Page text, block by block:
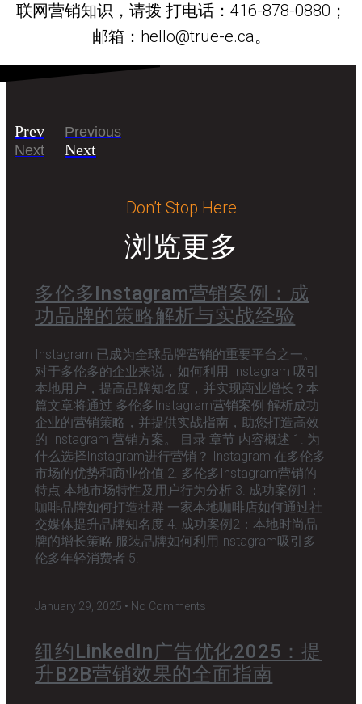
联网营销知识，请拨 打电话：416-878-0880；
邮箱：hello@true-e.ca。
Prev
Previous
Next
Next
Don’t Stop Here
浏览更多
多伦多Instagram营销案例：成
功品牌的策略解析与实战经验
Instagram 已成为全球品牌营销的重要平台之一。
对于多伦多的企业来说，如何利用 Instagram 吸引
本地用户，提高品牌知名度，并实现商业增长？本
篇文章将通过 多伦多Instagram营销案例 解析成功
企业的营销策略，并提供实战指南，助您打造高效
的 Instagram 营销方案。 目录 章节 内容概述 1. 为
什么选择Instagram进行营销？ Instagram 在多伦多
市场的优势和商业价值 2. 多伦多Instagram营销的
特点 本地市场特性及用户行为分析 3. 成功案例1：
咖啡品牌如何打造社群 一家本地咖啡店如何通过社
交媒体提升品牌知名度 4. 成功案例2：本地时尚品
牌的增长策略 服装品牌如何利用Instagram吸引多
伦多年轻消费者 5.
January 29, 2025 No Comments
纽约LinkedIn广告优化2025：提
升B2B营销效果的全面指南